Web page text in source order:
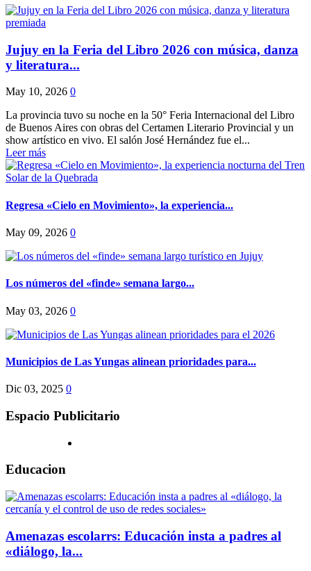
Jujuy en la Feria del Libro 2026 con música, danza
y literatura...
May 10, 2026 0
La provincia tuvo su noche en la 50° Feria Internacional del Libro
de Buenos Aires con obras del Certamen Literario Provincial y un
show artístico en vivo. El salón José Hernández fue el...
Leer más
Regresa «Cielo en Movimiento», la experiencia...
May 09, 2026 0
Los números del «finde» semana largo...
May 03, 2026 0
Municipios de Las Yungas alinean prioridades para...
Dic 03, 2025 0
Espacio Publicitario
Educacion
Amenazas escolarrs: Educación insta a padres al
«diálogo, la...